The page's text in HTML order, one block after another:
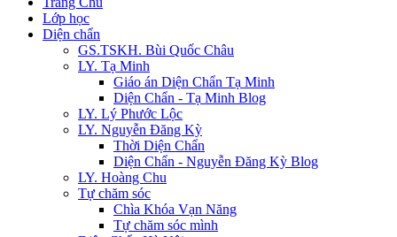
Lớp học
Diện chẩn
GS.TSKH. Bùi Quốc Châu
LY. Tạ Minh
Giáo án Diện Chẩn Tạ Minh
Diện Chẩn - Tạ Minh Blog
LY. Lý Phước Lộc
LY. Nguyễn Đăng Kỳ
Thời Diện Chẩn
Diện Chẩn - Nguyễn Đăng Kỳ Blog
LY. Hoàng Chu
Tự chăm sóc
Chìa Khóa Vạn Năng
Tự chăm sóc mình